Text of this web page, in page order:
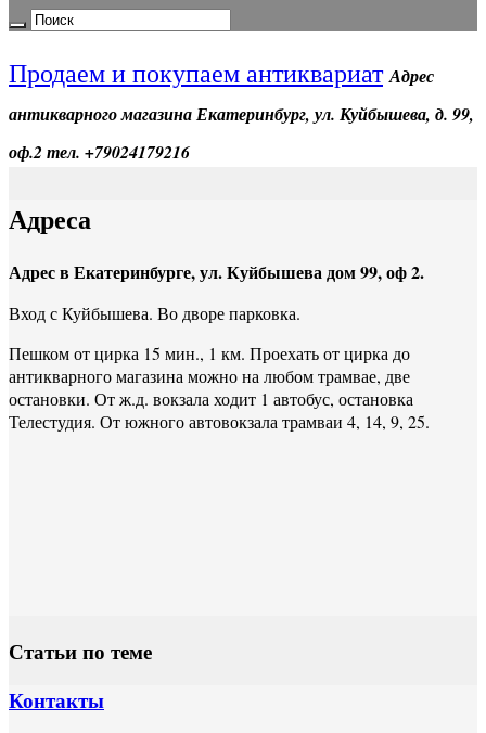
Продаем и покупаем антиквариат Адрес
антикварного магазина Екатеринбург, ул. Куйбышева, д. 99,
оф.2 тел. +79024179216
Адреса
Адрес в Екатеринбурге, ул. Куйбышева дом 99, оф 2.
Вход с Куйбышева. Во дворе парковка.
Пешком от цирка 15 мин., 1 км. Проехать от цирка до
антикварного магазина можно на любом трамвае, две
остановки. От ж.д. вокзала ходит 1 автобус, остановка
Телестудия. От южного автовокзала трамваи 4, 14, 9, 25.
Статьи по теме
Контакты